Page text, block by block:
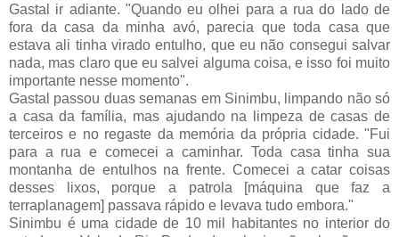
Gastal ir adiante. "Quando eu olhei para a rua do lado de
fora da casa da minha avó, parecia que toda casa que
estava ali tinha virado entulho, que eu não consegui salvar
nada, mas claro que eu salvei alguma coisa, e isso foi muito
importante nesse momento".
Gastal passou duas semanas em Sinimbu, limpando não só
a casa da família, mas ajudando na limpeza de casas de
terceiros e no regaste da memória da própria cidade. "Fui
para a rua e comecei a caminhar. Toda casa tinha sua
montanha de entulhos na frente. Comecei a catar coisas
desses lixos, porque a patrola [máquina que faz a
terraplanagem] passava rápido e levava tudo embora."
Sinimbu é uma cidade de 10 mil habitantes no interior do